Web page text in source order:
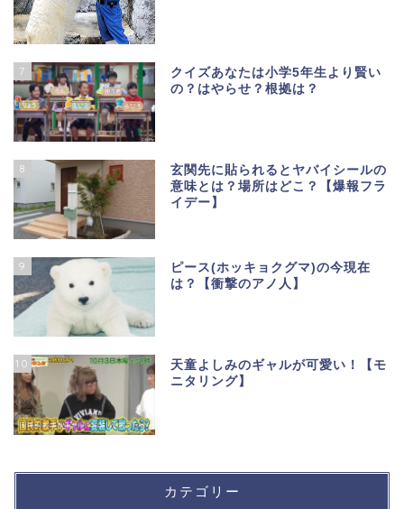
7
クイズあなたは小学5年生より賢い
の？はやらせ？根拠は？
8
玄関先に貼られるとヤバイシールの
意味とは？場所はどこ？【爆報フラ
イデー】
9
ピース(ホッキョクグマ)の今現在
は？【衝撃のアノ人】
10
天童よしみのギャルが可愛い！【モ
ニタリング】
カテゴリー